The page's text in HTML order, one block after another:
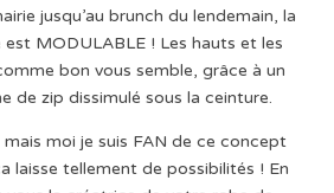
jusqu’au brunch du lendemain, la
MODULABLE ! Les hauts et les
bon vous semble, grâce à un
de zip dissimulé sous la ceinture.
mais moi je suis FAN de ce concept
laisse tellement de possibilités ! En